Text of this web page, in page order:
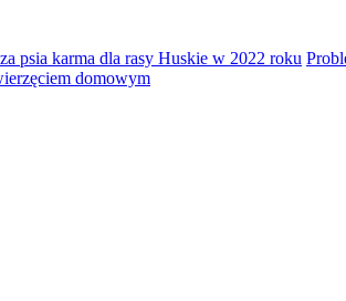
psia karma dla rasy Huskie w 2022 roku
domowym